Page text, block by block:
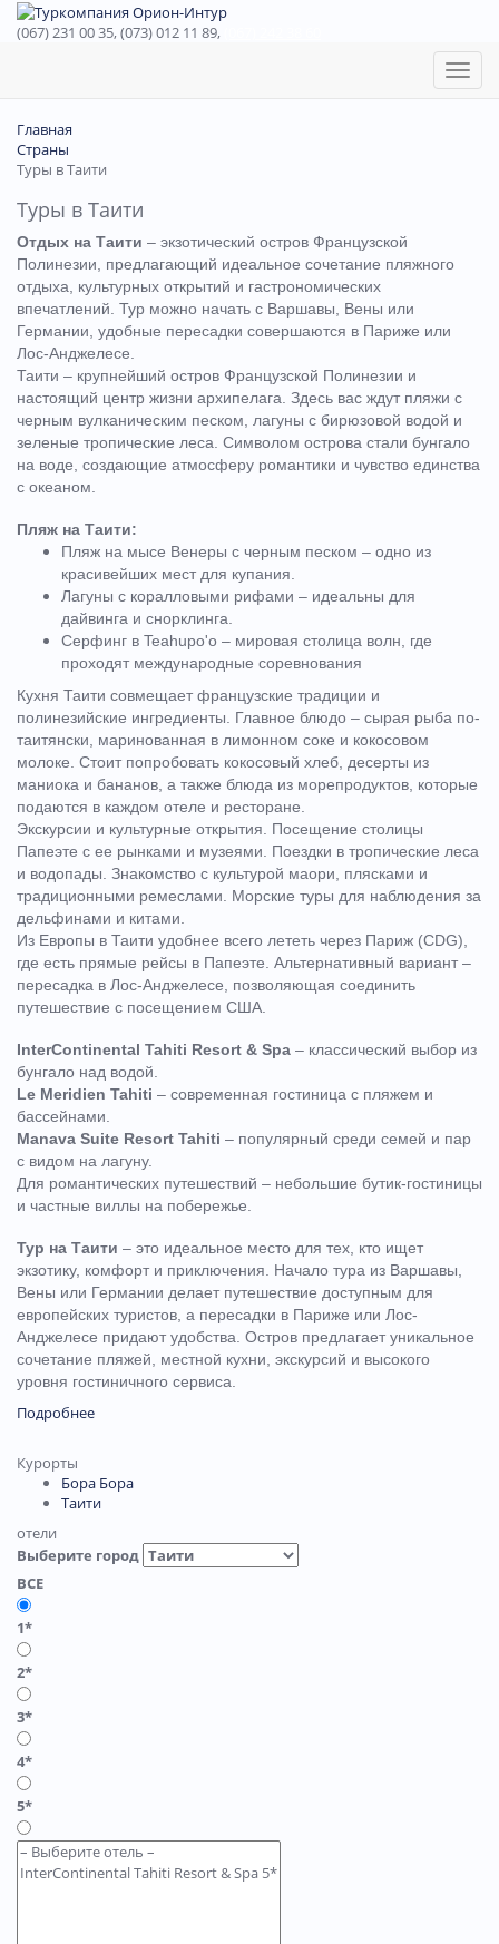
(067) 231 00 35, (073) 012 11 89,
Toggle
Главная
Страны
Туры в Таити
Туры в Таити
Отдых на Таити – экзотический остров Французской
Полинезии, предлагающий идеальное сочетание пляжного
отдыха, культурных открытий и гастрономических
впечатлений. Тур можно начать с Варшавы, Вены или
Германии, удобные пересадки совершаются в Париже или
Лос-Анджелесе.
Таити – крупнейший остров Французской Полинезии и
настоящий центр жизни архипелага. Здесь вас ждут пляжи с
черным вулканическим песком, лагуны с бирюзовой водой и
зеленые тропические леса. Символом острова стали бунгало
на воде, создающие атмосферу романтики и чувство единства
с океаном.
Пляж на Таити:
Пляж на мысе Венеры с черным песком – одно из
красивейших мест для купания.
Лагуны с коралловыми рифами – идеальны для
дайвинга и снорклинга.
Серфинг в Teahupo'o – мировая столица волн, где
проходят международные соревнования
Кухня Таити совмещает французские традиции и
полинезийские ингредиенты. Главное блюдо – сырая рыба по-
таитянски, маринованная в лимонном соке и кокосовом
молоке. Стоит попробовать кокосовый хлеб, десерты из
маниока и бананов, а также блюда из морепродуктов, которые
подаются в каждом отеле и ресторане.
Экскурсии и культурные открытия. Посещение столицы
Папеэте с ее рынками и музеями. Поездки в тропические леса
и водопады. Знакомство с культурой маори, плясками и
традиционными ремеслами. Морские туры для наблюдения за
дельфинами и китами.
Из Европы в Таити удобнее всего лететь через Париж (CDG),
где есть прямые рейсы в Папеэте. Альтернативный вариант –
пересадка в Лос-Анджелесе, позволяющая соединить
путешествие с посещением США.
InterContinental Tahiti Resort & Spa – классический выбор из
бунгало над водой.
Le Meridien Tahiti – современная гостиница с пляжем и
бассейнами.
Manava Suite Resort Tahiti – популярный среди семей и пар
с видом на лагуну.
Для романтических путешествий – небольшие бутик-гостиницы
и частные виллы на побережье.
Тур на Таити – это идеальное место для тех, кто ищет
экзотику, комфорт и приключения. Начало тура из Варшавы,
Вены или Германии делает путешествие доступным для
европейских туристов, а пересадки в Париже или Лос-
Анджелесе придают удобства. Остров предлагает уникальное
сочетание пляжей, местной кухни, экскурсий и высокого
уровня гостиничного сервиса.
Подробнее
Курорты
Бора Бора
Таити
отели
Выберите город
ВСЕ
1*
2*
3*
4*
5*